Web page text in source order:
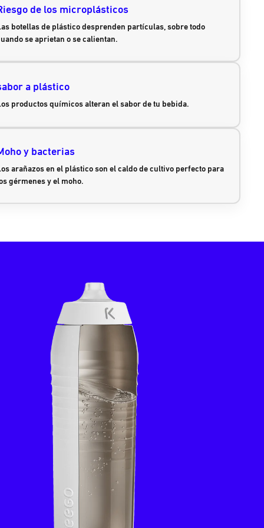
de los microplásticos
botellas de plástico desprenden partículas, sobre todo
se aprietan o se calientan.
a plástico
productos químicos alteran el sabor de tu bebida.
y bacterias
arañazos en el plástico son el caldo de cultivo perfecto para
gérmenes y el moho.